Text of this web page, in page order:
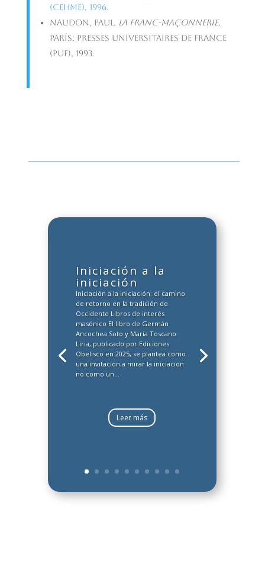
(CEHME), 1996.
Naudon, Paul. La franc-maçonnerie.
París: Presses Universitaires de France
(PUF), 1993.
Iniciación a la
iniciación
Iniciación a la iniciación: el camino
de retorno en la tradición de
Occidente Libros de interés
masónico El libro de Germán
Ancochea Soto y María Toscano
Liria, publicado por Ediciones
Obelisco en 2025, se plantea como
una invitación a mirar la iniciación
no como un...
Leer más